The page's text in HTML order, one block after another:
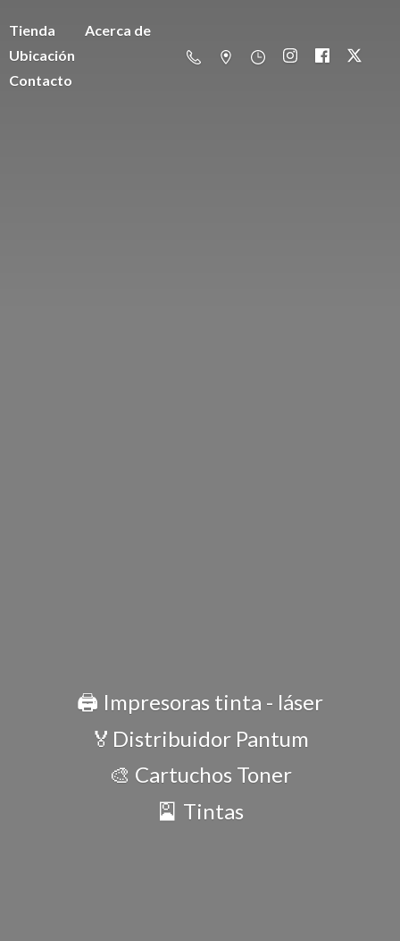
Tienda
Acerca de
Ubicación
Contacto
🖨️ Impresoras tinta - láser
🏅Distribuidor Pantum
🎨 Cartuchos Toner
🎴 Tintas